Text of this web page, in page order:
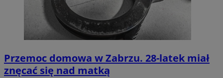
Przemoc domowa w Zabrzu. 28-latek miał
znęcać się nad matką